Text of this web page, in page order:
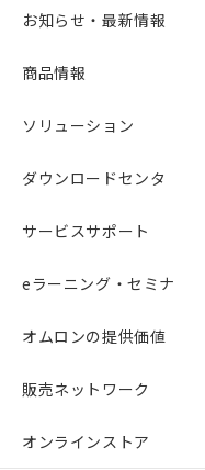
お知らせ・最新情報
商品情報
ソリューション
ダウンロードセンタ
サービスサポート
eラーニング・セミナ
オムロンの提供価値
販売ネットワーク
オンラインストア